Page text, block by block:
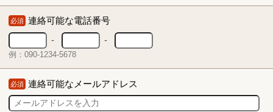
必須 連絡可能な電話番号
-
-
例：090-1234-5678
必須 連絡可能なメールアドレス